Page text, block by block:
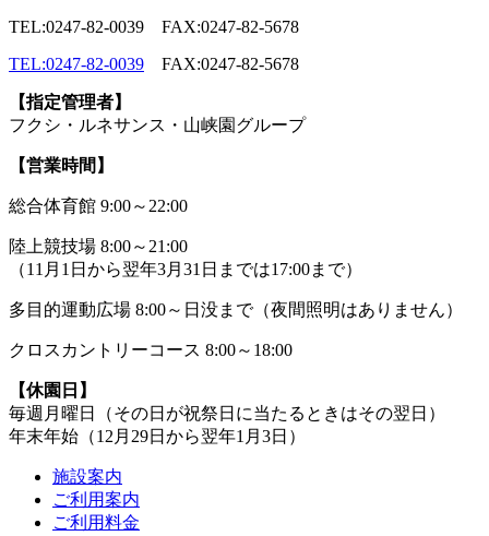
TEL:0247-82-0039 FAX:0247-82-5678
TEL:0247-82-0039 FAX:0247-82-5678
【指定管理者】
フクシ・ルネサンス・山峡園グループ
【営業時間】
総合体育館 9:00～22:00
陸上競技場 8:00～21:00
（11月1日から翌年3月31日までは17:00まで）
多目的運動広場 8:00～日没まで（夜間照明はありません）
クロスカントリーコース 8:00～18:00
【休園日】
毎週月曜日（その日が祝祭日に当たるときはその翌日）
年末年始（12月29日から翌年1月3日）
施設案内
ご利用案内
ご利用料金